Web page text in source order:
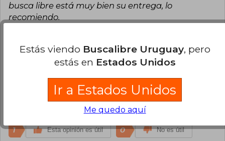
busca libre está muy bien su entrega, lo
recomiendo.
Melissa Espinoza
Domingo 21 de Julio,
Compra Verificada
Me gusto demasido el libro y la portada super
1 Esta opinión es útil 0 No es útil
Estás viendo Buscalibre Uruguay, pero
estás en Estados Unidos
Ir a Estados Unidos
Me quedo aquí